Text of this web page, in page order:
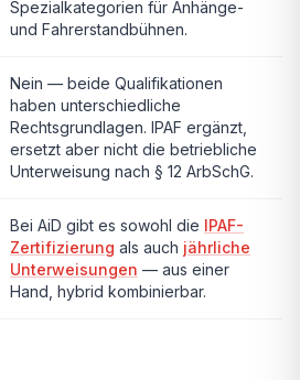
Spezialkategorien für Anhänge-
und Fahrerstandbühnen.
Nein — beide Qualifikationen
haben unterschiedliche
Rechtsgrundlagen. IPAF ergänzt,
ersetzt aber nicht die betriebliche
Unterweisung nach § 12 ArbSchG.
Bei AiD gibt es sowohl die IPAF-
Zertifizierung als auch jährliche
Unterweisungen — aus einer
Hand, hybrid kombinierbar.